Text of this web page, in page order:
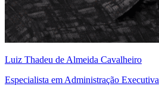
Luiz Thadeu de Almeida Cavalheiro
Especialista em Administração Executiva